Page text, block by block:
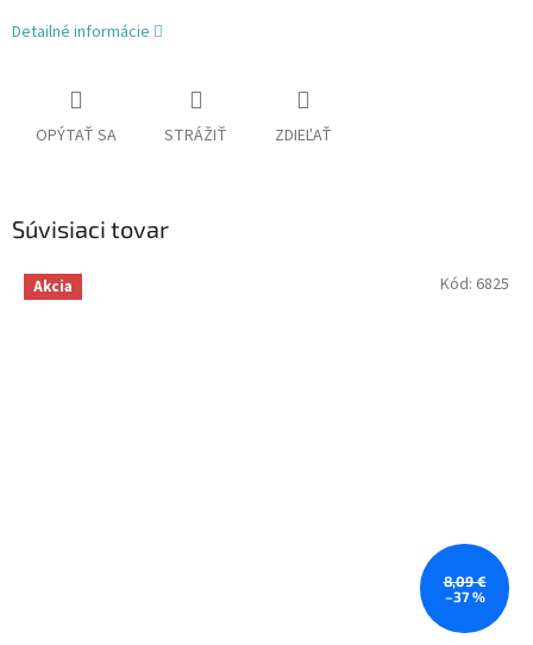
Detailné informácie
OPÝTAŤ SA STRÁŽIŤ ZDIEĽAŤ
Súvisiaci tovar
Akcia
8,09 €
–37 %
Kód: 6825